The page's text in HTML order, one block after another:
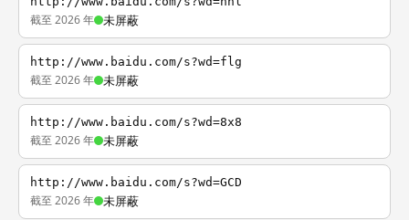
截至 2026 年 未屏蔽
http://www.baidu.com/s?wd=flg
截至 2026 年 未屏蔽
http://www.baidu.com/s?wd=8x8
截至 2026 年 未屏蔽
http://www.baidu.com/s?wd=GCD
截至 2026 年 未屏蔽